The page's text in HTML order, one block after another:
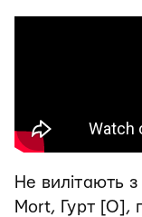
Не вилітають
Mort, Гурт [О],